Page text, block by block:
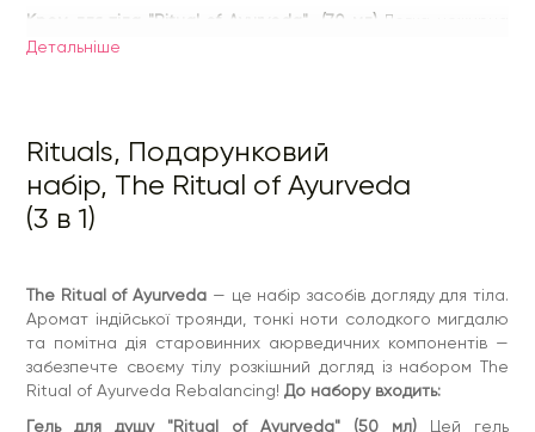
Крем для тіла "Ritual of Ayurveda" (70 мл) Легка нежирна
формула, що швидко вбирається, відновлює баланс,
омолоджує та розслаблює шкіру. Насичена розкішною
Скраб для тіла «Ritual of Ayurveda» (125 мл)
Детальнiше
Rituals, Подарунковий
набір, The Ritual of Ayurveda
(3 в 1)
The Ritual of Ayurveda — це набір засобів догляду для тіла.
Аромат індійської троянди, тонкі ноти солодкого мигдалю
та помітна дія старовинних аюрведичних компонентів —
забезпечте своєму тілу розкішний догляд із набором The
Ritual of Ayurveda Rebalancing! До набору входить:
Гель для душу "Ritual of Ayurveda" (50 мл) Цей гель